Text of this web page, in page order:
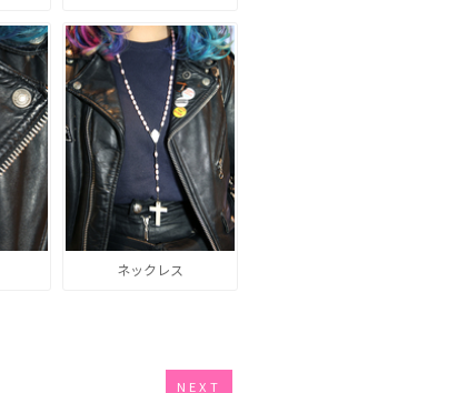
ネックレス
NEXT